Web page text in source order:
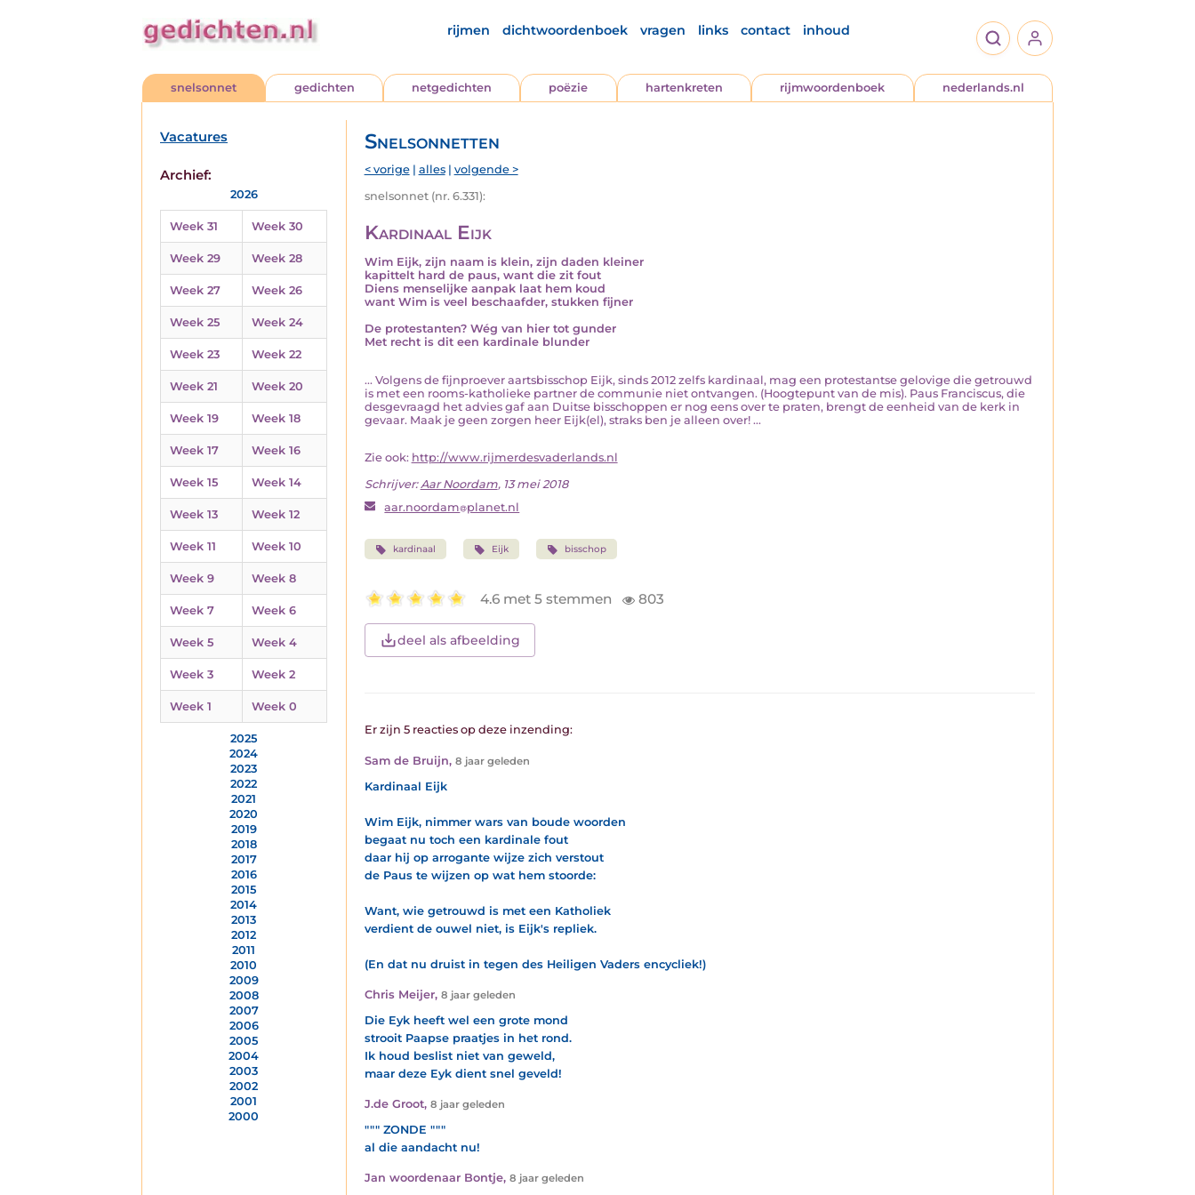
rijmen dichtwoordenboek vragen links contact inhoud
snelsonnet gedichten netgedichten poëzie hartenkreten rijmwoordenboek nederlands.nl
Vacatures
Archief:
2026
Week 31 Week 30
Week 29 Week 28
Week 27 Week 26
Week 25 Week 24
Week 23 Week 22
Week 21 Week 20
Week 19 Week 18
Week 17 Week 16
Week 15 Week 14
Week 13 Week 12
Week 11 Week 10
Week 9 Week 8
Week 7 Week 6
Week 5 Week 4
Week 3 Week 2
Week 1 Week 0
2025
2024
2023
2022
2021
2020
2019
2018
2017
2016
2015
2014
2013
2012
2011
2010
2009
2008
2007
2006
2005
2004
2003
2002
2001
2000
Snelsonnetten
< vorige| alles| volgende >
snelsonnet (nr. 6.331):
Kardinaal Eijk
Wim Eijk, zijn naam is klein, zijn daden kleiner
kapittelt hard de paus, want die zit fout
Diens menselijke aanpak laat hem koud
want Wim is veel beschaafder, stukken fijner
De protestanten? Wég van hier tot gunder
Met recht is dit een kardinale blunder
... Volgens de fijnproever aartsbisschop Eijk, sinds 2012 zelfs kardinaal, mag een protestantse gelovige die getrouwd
is met een rooms-katholieke partner de communie niet ontvangen. (Hoogtepunt van de mis). Paus Franciscus, die
desgevraagd het advies gaf aan Duitse bisschoppen er nog eens over te praten, brengt de eenheid van de kerk in
gevaar. Maak je geen zorgen heer Eijk(el), straks ben je alleen over! ...
Zie ook: http://www.rijmerdesvaderlands.nl
Schrijver:Aar Noordam, 13 mei 2018
aar.noordam planet.nl
kardinaal Eijk bisschop
4.6 met 5 stemmen 803
deel als afbeelding
Er zijn 5 reacties op deze inzending:
Sam de Bruijn, 8 jaar geleden
Kardinaal Eijk
Wim Eijk, nimmer wars van boude woorden
begaat nu toch een kardinale fout
daar hij op arrogante wijze zich verstout
de Paus te wijzen op wat hem stoorde:
Want, wie getrouwd is met een Katholiek
verdient de ouwel niet, is Eijk's repliek.
(En dat nu druist in tegen des Heiligen Vaders encycliek!)
Chris Meijer, 8 jaar geleden
Die Eyk heeft wel een grote mond
strooit Paapse praatjes in het rond.
Ik houd beslist niet van geweld,
maar deze Eyk dient snel geveld!
J.de Groot, 8 jaar geleden
""" ZONDE """
al die aandacht nu!
Jan woordenaar Bontje, 8 jaar geleden